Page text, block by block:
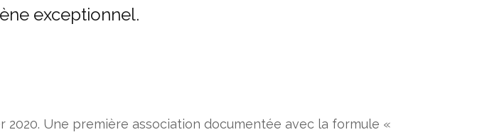
exceptionnel.
Une première association documentée avec la formule «